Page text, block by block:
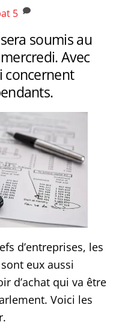
5
soumis au
Avec
concernent
d’entreprises, les
eux aussi
d’achat qui va être
Voici les